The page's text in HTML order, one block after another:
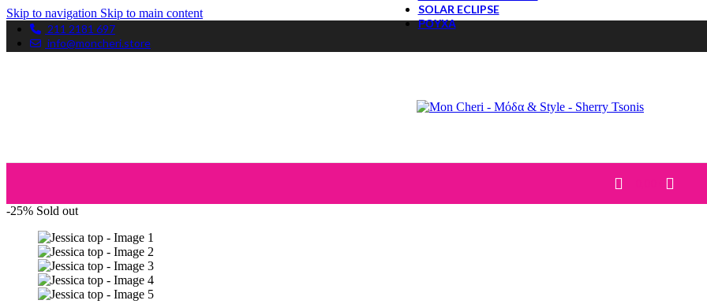
Skip to navigation Skip to main content
211 2181 697
info@moncheri.store
SOLAR ECLIPSE
ΡΟΥΧΑ
ΜΠΛΟΥΖΕΣ
ΠΟΥΛΟΒΕΡ
JEANS
-25% Sold out